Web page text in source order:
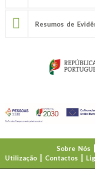
Resumos de
Sobre Nós
Utilização
Contactos